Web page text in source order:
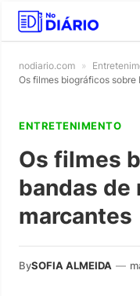
nodiario.com »
Os filmes biográficos
ENTRETENIMENTO
Os filmes
bandas de
marcantes
BySOFIA ALMEIDA —